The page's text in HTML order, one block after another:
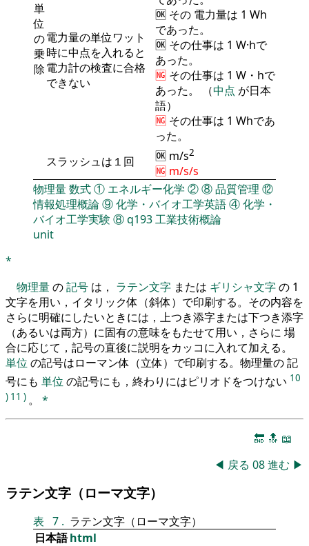
単
位
の
乗
除
電力量の単位ワット
時に中点を入れると
電力計の検査に合格
できない
🆗 その 電力量は 1 Wh
であった。
🆗 その仕事は 1 W·hで
あった。
🆖 その仕事は 1 W・hで
あった。 （中点 が日本
語）
🆖 その仕事は 1 Whであ
った。
スラッシュは１回
🆗 m/s2
🆖 m/s/s
物理量数式① エネルギー化学 ②⑧品質管理 ⑫
情報処理概論⑨化学・バイオ工学英語④化学・
バイオ工学実験 ⑧q193工業技術概論
unit
*
物理量の記号 は， ラテン文字 または ギリシャ文字の 1
文字を用い，イタリック体（斜体）で印刷する。その内容を
さらに明確にしたいときには，上つき添字または下つき添字
（あるいは両方）に固有の意味をもたせて用い，さらに 場
合に応じて，記号の直後に説明をカッコに入れて加える。
単位 の記号はローマン体（立体）で印刷する。物理量の 記
号にも 単位 の記号にも，終わりにはピリオドをつけない 10
) 11 ) 。 *
🔚 🔝 📖
◀ 戻る 08進む ▶
ラテン文字（ローマ文字）
表 7 . ラテン文字（ローマ文字）
日本語html